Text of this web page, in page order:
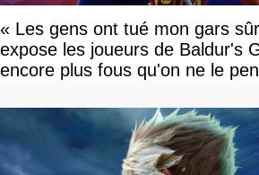
« Les gens ont tué mon gars
expose les joueurs de Baldur's
encore plus fous qu'on ne le